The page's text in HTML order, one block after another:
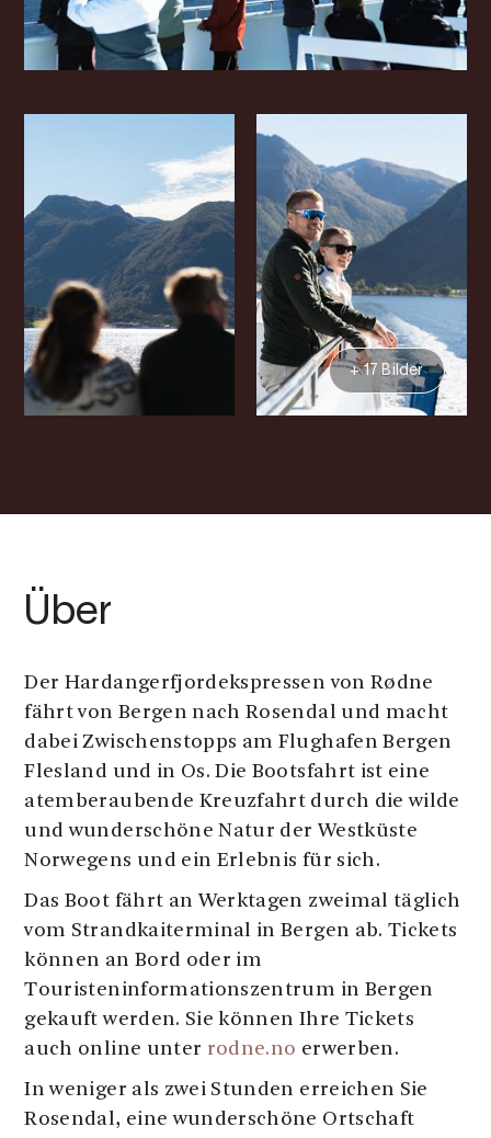
+ 17 Bilder
Über
Der Hardangerfjordekspressen von Rødne
fährt von Bergen nach Rosendal und macht
dabei Zwischenstopps am Flughafen Bergen
Flesland und in Os. Die Bootsfahrt ist eine
atemberaubende Kreuzfahrt durch die wilde
und wunderschöne Natur der Westküste
Norwegens und ein Erlebnis für sich.
Das Boot fährt an Werktagen zweimal täglich
vom Strandkaiterminal in Bergen ab. Tickets
können an Bord oder im
Touristeninformationszentrum in Bergen
gekauft werden. Sie können Ihre Tickets
auch online unter rodne.no erwerben.
In weniger als zwei Stunden erreichen Sie
Rosendal, eine wunderschöne Ortschaft